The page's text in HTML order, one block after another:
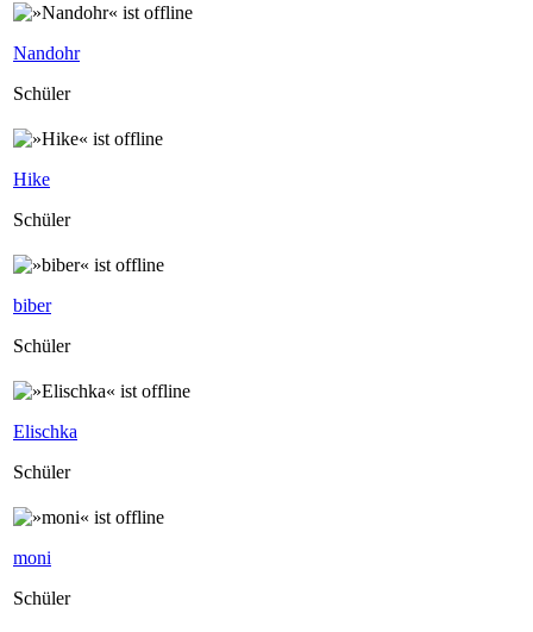
Nandohr
Schüler
Hike
Schüler
biber
Schüler
Elischka
Schüler
moni
Schüler